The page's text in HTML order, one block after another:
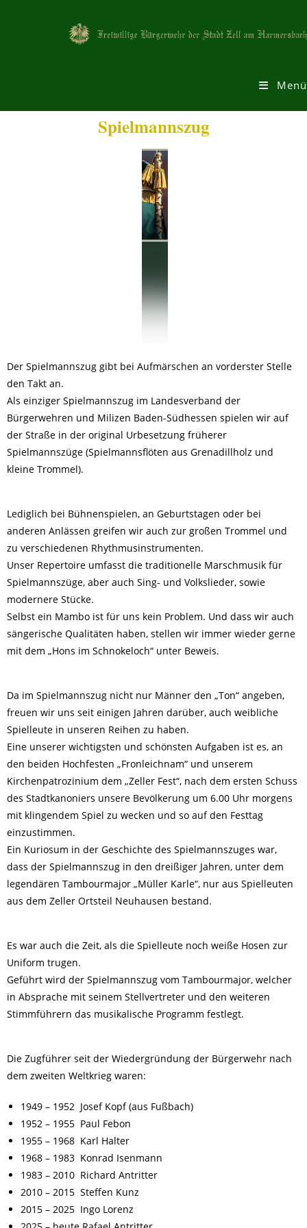
Menü
Spielmannszug
Der Spielmannszug gibt bei Aufmärschen an vorderster Stelle
den Takt an.
Als einziger Spielmannszug im Landesverband der
Bürgerwehren und Milizen Baden-Südhessen spielen wir auf
der Straße in der original Urbesetzung früherer
Spielmannszüge (Spielmannsflöten aus Grenadillholz und
kleine Trommel).
Lediglich bei Bühnenspielen, an Geburtstagen oder bei
anderen Anlässen greifen wir auch zur großen Trommel und
zu verschiedenen Rhythmusinstrumenten.
Unser Repertoire umfasst die traditionelle Marschmusik für
Spielmannszüge, aber auch Sing- und Volkslieder, sowie
modernere Stücke.
Selbst ein Mambo ist für uns kein Problem. Und dass wir auch
sängerische Qualitäten haben, stellen wir immer wieder gerne
mit dem „Hons im Schnokeloch“ unter Beweis.
Da im Spielmannszug nicht nur Männer den „Ton“ angeben,
freuen wir uns seit einigen Jahren darüber, auch weibliche
Spielleute in unseren Reihen zu haben.
Eine unserer wichtigsten und schönsten Aufgaben ist es, an
den beiden Hochfesten „Fronleichnam“ und unserem
Kirchenpatrozinium dem „Zeller Fest“, nach dem ersten Schuss
des Stadtkanoniers unsere Bevölkerung um 6.00 Uhr morgens
mit klingendem Spiel zu wecken und so auf den Festtag
einzustimmen.
Ein Kuriosum in der Geschichte des Spielmannszuges war,
dass der Spielmannszug in den dreißiger Jahren, unter dem
legendären Tambourmajor „Müller Karle“, nur aus Spielleuten
aus dem Zeller Ortsteil Neuhausen bestand.
Es war auch die Zeit, als die Spielleute noch weiße Hosen zur
Uniform trugen.
Geführt wird der Spielmannszug vom Tambourmajor, welcher
in Absprache mit seinem Stellvertreter und den weiteren
Stimmführern das musikalische Programm festlegt.
Die Zugführer seit der Wiedergründung der Bürgerwehr nach
dem zweiten Weltkrieg waren:
1949 – 1952 Josef Kopf (aus Fußbach)
1952 – 1955 Paul Febon
1955 – 1968 Karl Halter
1968 – 1983 Konrad Isenmann
1983 – 2010 Richard Antritter
2010 – 2015 Steffen Kunz
2015 – 2025 Ingo Lorenz